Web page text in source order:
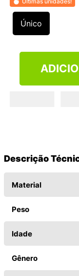
Único
Descrição
Material
Peso
Idade
Gênero
9 º
VEJA COUNTRY
10º NEW 530